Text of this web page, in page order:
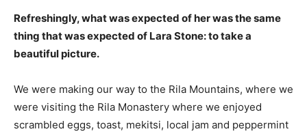
Refreshingly, what was expected of her was the same
thing that was expected of Lara Stone: to take a
beautiful picture.
We were making our way to the Rila Mountains, where we
were visiting the Rila Monastery where we enjoyed
scrambled eggs, toast, mekitsi, local jam and peppermint